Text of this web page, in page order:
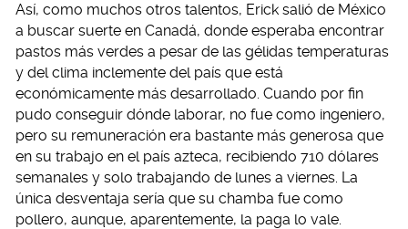
Así, como muchos otros talentos, Erick salió de México
a buscar suerte en Canadá, donde esperaba encontrar
pastos más verdes a pesar de las gélidas temperaturas
y del clima inclemente del país que está
económicamente más desarrollado. Cuando por fin
pudo conseguir dónde laborar, no fue como ingeniero,
pero su remuneración era bastante más generosa que
en su trabajo en el país azteca, recibiendo 710 dólares
semanales y solo trabajando de lunes a viernes. La
única desventaja sería que su chamba fue como
pollero, aunque, aparentemente, la paga lo vale.